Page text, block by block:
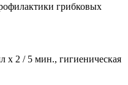
грибковых
х 2 / 5 мин., гигиеническая